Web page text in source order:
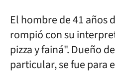
El hombre de 41 años
rompió con su
pizza y fainá". Dueño
particular, se fue para